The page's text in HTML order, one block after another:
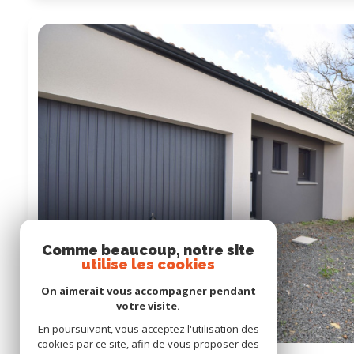
Comme beaucoup, notre site
utilise les cookies
On aimerait vous accompagner pendant
votre visite.
En poursuivant, vous acceptez l'utilisation des
cookies par ce site, afin de vous proposer des